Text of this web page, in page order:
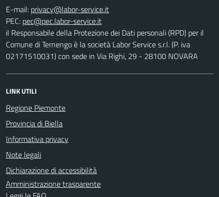
E-mail:
PEC:
il Responsabile della Protezione dei Dati personali (RPD) per il
Comune di Ternengo è la società Labor Service s.r.l. (P. iva
02171510031) con sede in Via Righi, 29 - 28100 NOVARA
LINK UTILI
Regione Piemonte
Provincia di Biella
Informativa privacy
Note legali
Dichiarazione di accessibilità
Amministrazione trasparente